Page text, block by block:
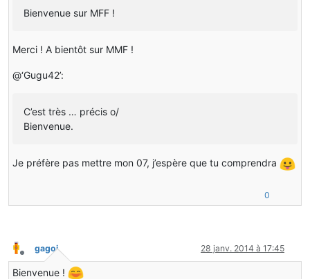
Bienvenue sur MFF !
Merci ! A bientôt sur MMF !
@‘Gugu42’:
C’est très … précis o/
Bienvenue.
Je préfère pas mettre mon 07, j’espère que tu comprendra
0
Hors-ligne
gagoi 28 janv. 2014 à 17:45
Bienvenue !